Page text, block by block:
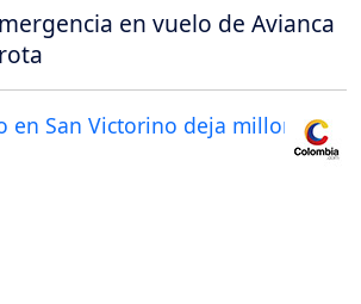
en vuelo de Avianca